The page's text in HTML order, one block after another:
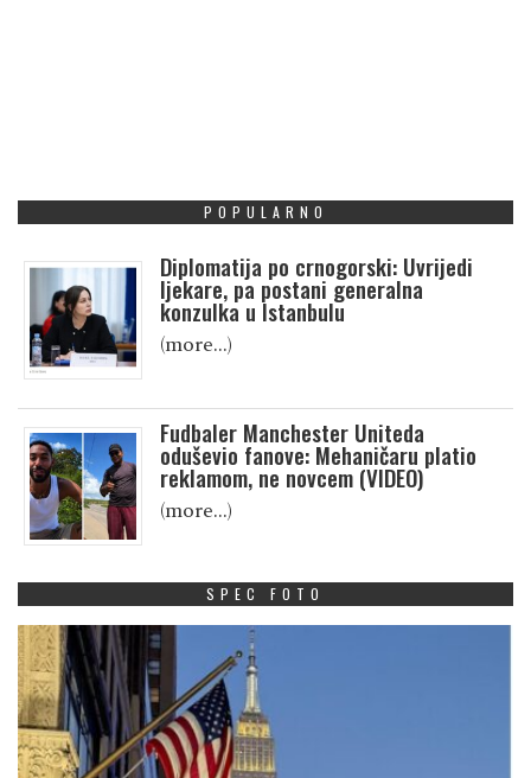
POPULARNO
Diplomatija po crnogorski: Uvrijedi
ljekare, pa postani generalna
konzulka u Istanbulu
(more…)
Fudbaler Manchester Uniteda
oduševio fanove: Mehaničaru platio
reklamom, ne novcem (VIDEO)
(more…)
SPEC FOTO